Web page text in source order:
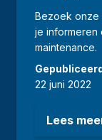
Bezoek onze
je informeren
maintenance.
22 juni 2022
Lees